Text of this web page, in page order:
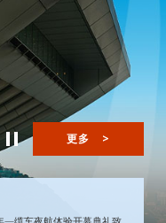
更多 >